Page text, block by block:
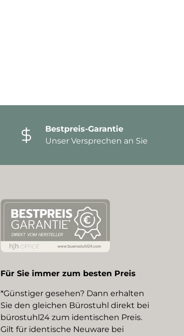
Bestpreis-Garantie
Unser Versprechen an Sie
Für Sie immer zum besten Preis
*Günstiger gesehen? Dann erhalten
Sie den gleichen Bürostuhl direkt bei
bürostuhl24 zum identischen Preis.
Gilt für identische Neuware bei